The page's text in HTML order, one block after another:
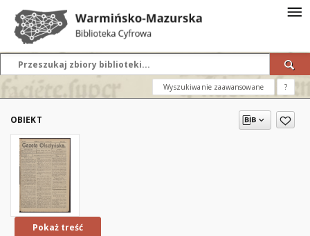
Wyszukiwanie zaawansowane ?
OBIEKT
Pokaż treść